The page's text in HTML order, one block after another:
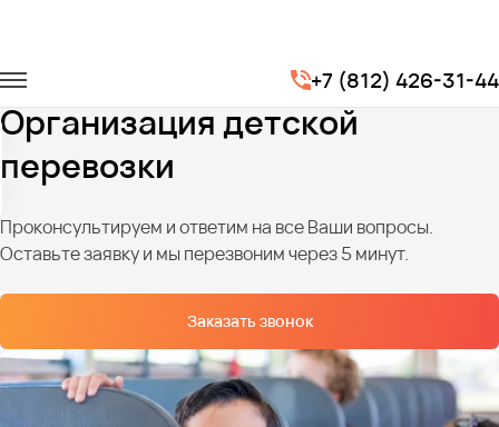
+7 (812) 426-31-44
Детские перевозки
Организация детской перевозки
Организация детской
перевозки
Проконсультируем и ответим на все Ваши вопросы.
Оставьте заявку и мы перезвоним через 5 минут.
Заказать звонок